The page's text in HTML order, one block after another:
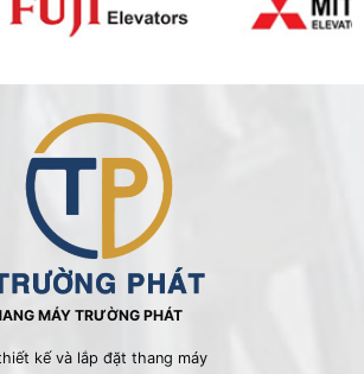
MÁY TRƯỜNG PHÁT
kế và lắp đặt thang máy